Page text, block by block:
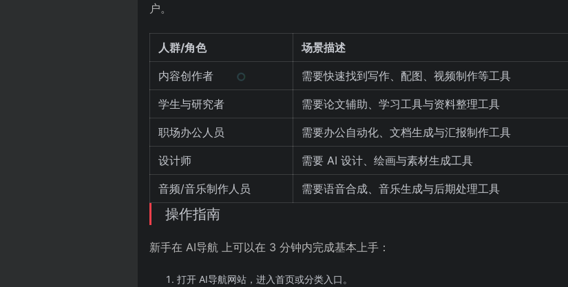
户。
人群/角色 场景描述
内容创作者 需要快速找到写作、配图、视频制作等工具
学生与研究者 需要论文辅助、学习工具与资料整理工具
职场办公人员 需要办公自动化、文档生成与汇报制作工具
设计师 需要 AI 设计、绘画与素材生成工具
音频/音乐制作人员 需要语音合成、音乐生成与后期处理工具
操作指南
新手在 AI导航 上可以在 3 分钟内完成基本上手：
打开 AI导航网站，进入首页或分类入口。